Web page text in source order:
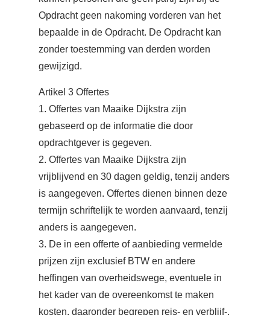
Opdracht geen nakoming vorderen van het
bepaalde in de Opdracht. De Opdracht kan
zonder toestemming van derden worden
gewijzigd.
Artikel 3 Offertes
1. Offertes van Maaike Dijkstra zijn
gebaseerd op de informatie die door
opdrachtgever is gegeven.
2. Offertes van Maaike Dijkstra zijn
vrijblijvend en 30 dagen geldig, tenzij anders
is aangegeven. Offertes dienen binnen deze
termijn schriftelijk te worden aanvaard, tenzij
anders is aangegeven.
3. De in een offerte of aanbieding vermelde
prijzen zijn exclusief BTW en andere
heffingen van overheidswege, eventuele in
het kader van de overeenkomst te maken
kosten, daaronder begrepen reis- en verblijf-,